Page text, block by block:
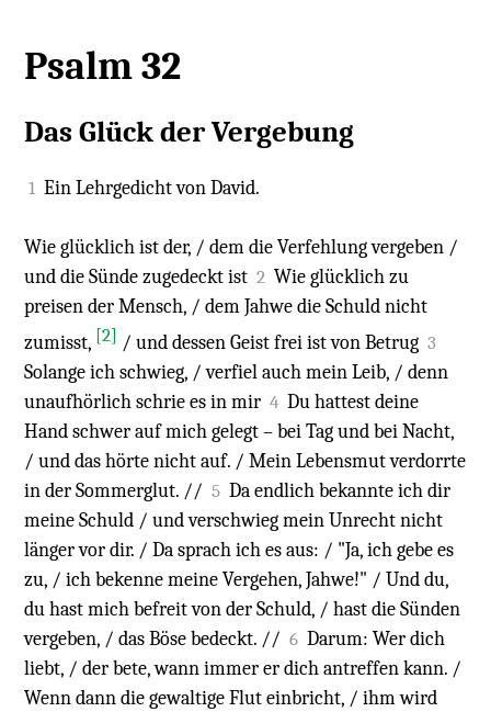
Psalm 32
Das Glück der Vergebung
1 Ein Lehrgedicht von David.
Wie glücklich ist der, / dem die Verfehlung vergeben /
und die Sünde zugedeckt ist 2 Wie glücklich zu
preisen der Mensch, / dem Jahwe die Schuld nicht
zumisst, [2] / und dessen Geist frei ist von Betrug 3
Solange ich schwieg, / verfiel auch mein Leib, / denn
unaufhörlich schrie es in mir 4 Du hattest deine
Hand schwer auf mich gelegt – bei Tag und bei Nacht,
/ und das hörte nicht auf. / Mein Lebensmut verdorrte
in der Sommerglut. // 5 Da endlich bekannte ich dir
meine Schuld / und verschwieg mein Unrecht nicht
länger vor dir. / Da sprach ich es aus: / "Ja, ich gebe es
zu, / ich bekenne meine Vergehen, Jahwe!" / Und du,
du hast mich befreit von der Schuld, / hast die Sünden
vergeben, / das Böse bedeckt. // 6 Darum: Wer dich
liebt, / der bete, wann immer er dich antreffen kann. /
Wenn dann die gewaltige Flut einbricht, / ihm wird